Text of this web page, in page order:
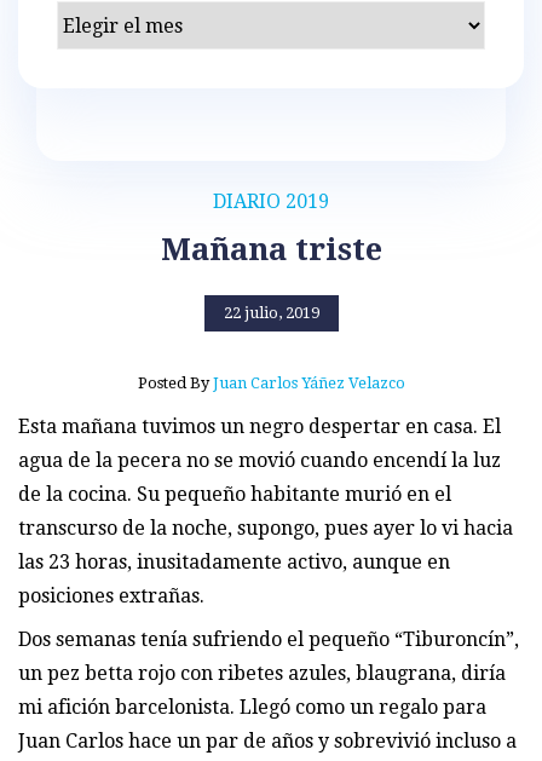
DIARIO 2019
Mañana triste
22 julio, 2019
Posted ByJuan Carlos Yáñez Velazco
Esta mañana tuvimos un negro despertar en casa. El
agua de la pecera no se movió cuando encendí la luz
de la cocina. Su pequeño habitante murió en el
transcurso de la noche, supongo, pues ayer lo vi hacia
las 23 horas, inusitadamente activo, aunque en
posiciones extrañas.
Dos semanas tenía sufriendo el pequeño “Tiburoncín”,
un pez betta rojo con ribetes azules, blaugrana, diría
mi afición barcelonista. Llegó como un regalo para
Juan Carlos hace un par de años y sobrevivió incluso a
Archivos